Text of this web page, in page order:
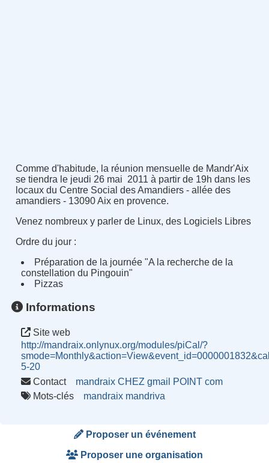
Comme d'habitude, la réunion mensuelle de Mandr'Aix
se tiendra le jeudi 26 mai 2011 à partir de 19h dans les
locaux du Centre Social des Amandiers - allée des
amandiers - 13090 Aix en provence.
Venez nombreux y parler de Linux, des Logiciels Libres
Ordre du jour :
Préparation de la journée "A la recherche de la
constellation du Pingouin"
Pizzas
Informations
Site web
http://mandraix.onlynux.org/modules/piCal/?
5-20
Contact
mandraix CHEZ gmail POINT com
Mots-clés
mandraix mandriva
Proposer un événement
Proposer une organisation